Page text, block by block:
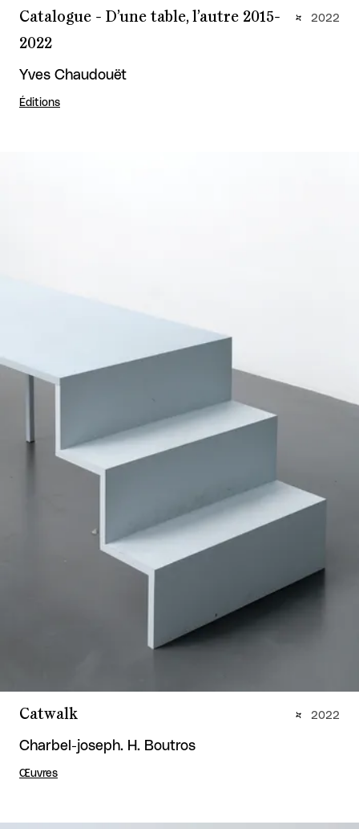
Catalogue - D’une table, l’autre 2015-
2022
Yves Chaudouët
Éditions
2022
Catwalk
Charbel-joseph. H. Boutros
Œuvres
2022